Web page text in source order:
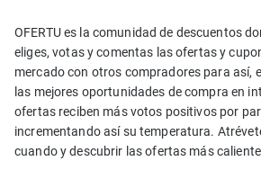
OFERTU es la comunidad de descuentos
eliges, votas y comentas las ofertas y
mercado con otros compradores para así,
las mejores oportunidades de compra en
ofertas reciben más votos positivos por
incrementando así su temperatura.
cuando y descubrir las ofertas más